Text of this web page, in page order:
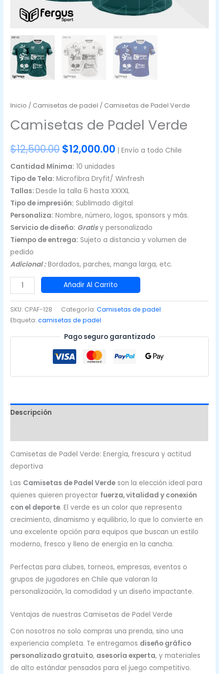
Inicio / Camisetas de padel / Camisetas de Padel Verde
Camisetas de Padel Verde
$12,500.00 El
precio
original
era:
$12,500.00.
$12,000.00 El
actual
es:
$12,000.00.
| Envío a todo Chile
Cantidad Mínima: 10 unidades
Tipo de Tela: Microfibra Dryfit/ Winfresh
Tallas:Desde la talla 6 hasta XXXXL
Tipo de impresión: Sublimado digital
Personaliza: Nombre, número, logos, sponsors y más.
Servicio de diseño: Gratisy personalizado
Tiempo de entrega: Sujeto a distancia y volumen de
pedido
Adicional :Bordados, parches, manga larga, etc.
Camisetas
de
Padel
Verde
Añadir Al Carrito
SKU: CPAF-128 Categoría:Camisetas de padel
Etiqueta:camisetas de padel
Pago seguro garantizado
Descripción
Camisetas de Padel Verde: Energía, frescura y actitud
deportiva
Las Camisetas de Padel Verde son la elección ideal para
quienes quieren proyectar fuerza, vitalidad y conexión
con el deporte. El verde es un color que representa
crecimiento, dinamismo y equilibrio, lo que lo convierte en
una excelente opción para equipos que buscan un estilo
moderno, fresco y lleno de energía en la cancha.
Perfectas para clubes, torneos, empresas, eventos o
grupos de jugadores en Chile que valoran la
personalización, la comodidad y un diseño impactante.
Ventajas de nuestras Camisetas de Padel Verde
Con nosotros no solo compras una prenda, sino una
experiencia completa. Te entregamos diseño gráfico
personalizado gratuito, asesoría experta, y materiales
de alto estándar pensados para el juego competitivo.